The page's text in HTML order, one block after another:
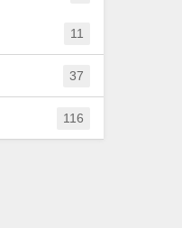
11
37
116